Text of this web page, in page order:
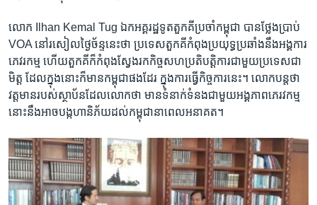
លោក Ilhan Kemal Tug ​ឯកអគ្គរដ្ឋទូត​តួកគី​ប្រចាំ​កម្ពុជា​ បាន​ថ្លែង​ប្រាប់​
VOA នៅ​រសៀល​ថ្ងៃ​ច័ន្ទ​នេះ​ថា ​ប្រទេស​តួកគី​កំពុង​ប្រយុទ្ធ​ប្រឆាំង​នឹង​អង្គការ​
ភេវរកម្ម​ ហើយ​តួកគី​ក៏​កំពុង​ស្វែងរក​កិច្ច​សហ​ប្រតិបត្តិការ​ជាមួយ​ប្រទេស​ជា
មិត្ត​ ដែល​ក្នុង​នោះ​ក៏​មាន​កម្ពុជា​ផង​ដែរ ​ក្នុង​ការ​ធ្វើ​កិច្ចការ​នេះ។ ​លោក​បន្ត​ថា ​
វត្តមាន​របស់​ស្ថាប័ន​ដែល​លោក​ថា​ មាន​ទំនាក់​ទំនង​ជាមួយ​អង្គភាព​ភេរវកម្ម​
នោះ​នឹង​អាច​បង្ក​ហានិភ័យ​ដល់​កម្ពុជា​នា​ពេល​អនាគត។​